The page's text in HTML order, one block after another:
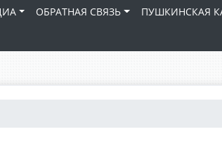
ОБРАТНАЯ СВЯЗЬ ПУШКИНСКАЯ